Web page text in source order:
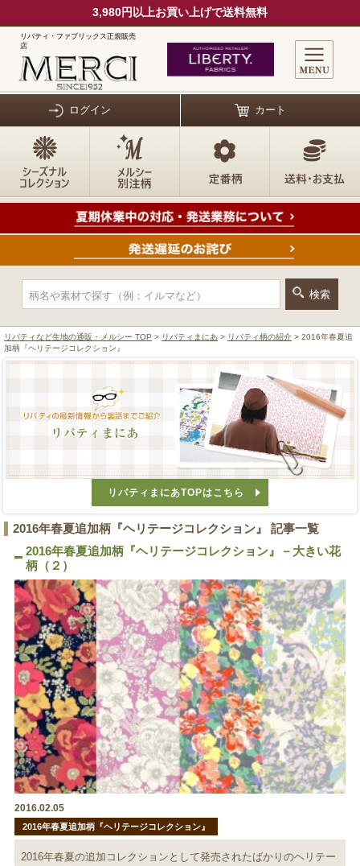
3,980円以上お買い上げで送料無料
リバティ・ファブリックス正規販売
店
ログイン カート
リバティなど生地の通販・メルシー TOP > リバティまにあ > リバティ柄の紹介 > 2016年春夏追
加柄『ヘリテージコレクション』
リバティまにあTOPはこちら
2016年春夏追加柄『ヘリテージコレクション』 記事一覧
2016年春夏追加柄『ヘリテージコレクション』－大きい花
柄（２）
2016.02.05
2016年春夏追加柄『ヘリテージコレクション』
2016年春夏の追加コレクションとして発売されたばかりのヘリテー